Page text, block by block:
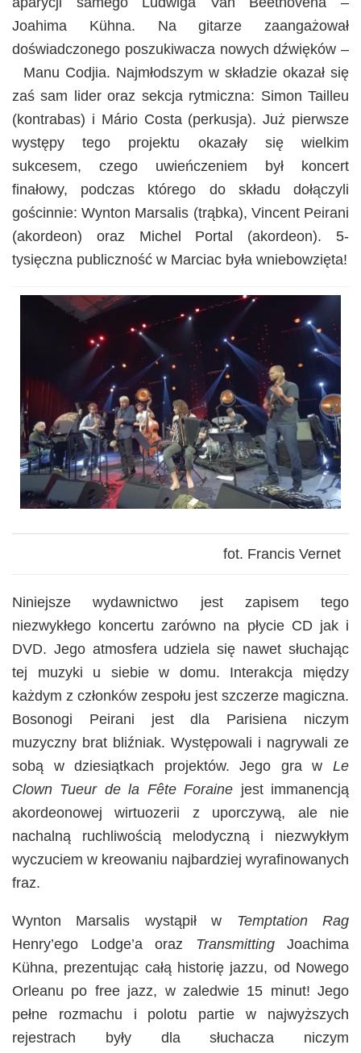
Joahima Kühna. Na gitarze zaangażował
doświadczonego poszukiwacza nowych dźwięków –
Manu Codjia. Najmłodszym w składzie okazał się
zaś sam lider oraz sekcja rytmiczna: Simon Tailleu
(kontrabas) i Mário Costa (perkusja). Już pierwsze
występy tego projektu okazały się wielkim
sukcesem, czego uwieńczeniem był koncert
finałowy, podczas którego do składu dołączyli
gościnnie: Wynton Marsalis (trąbka), Vincent Peirani
(akordeon) oraz Michel Portal (akordeon). 5-
tysięczna publiczność w Marciac była wniebowzięta!
fot. Francis Vernet
Niniejsze wydawnictwo jest zapisem tego
niezwykłego koncertu zarówno na płycie CD jak i
DVD. Jego atmosfera udziela się nawet słuchając
tej muzyki u siebie w domu. Interakcja między
każdym z członków zespołu jest szczerze magiczna.
Bosonogi Peirani jest dla Parisiena niczym
muzyczny brat bliźniak. Występowali i nagrywali ze
sobą w dziesiątkach projektów. Jego gra w Le
Clown Tueur de la Fête Foraine jest immanencją
akordeonowej wirtuozerii z uporczywą, ale nie
nachalną ruchliwością melodyczną i niezwykłym
wyczuciem w kreowaniu najbardziej wyrafinowanych
fraz.
Wynton Marsalis wystąpił w Temptation Rag
Henry’ego Lodge’a oraz TransmittingJoachima
Kühna, prezentując całą historię jazzu, od Nowego
Orleanu po free jazz, w zaledwie 15 minut! Jego
pełne rozmachu i polotu partie w najwyższych
rejestrach były dla słuchacza niczym